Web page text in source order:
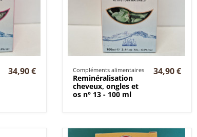
34,90 € Compléments alimentaires
Reminéralisation
cheveux, ongles et
os n° 13 - 100 ml
34,90 €